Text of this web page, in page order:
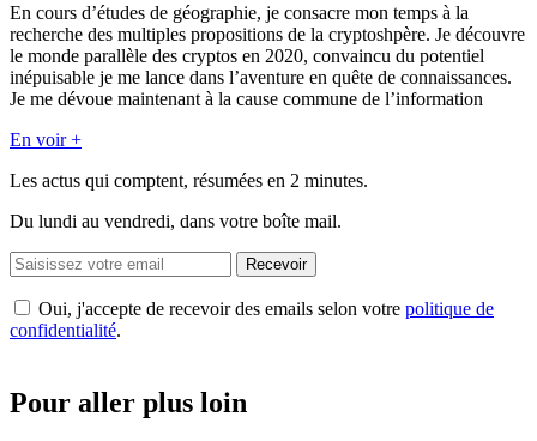
En cours d’études de géographie, je consacre mon temps à la
recherche des multiples propositions de la cryptoshpère. Je découvre
le monde parallèle des cryptos en 2020, convaincu du potentiel
inépuisable je me lance dans l’aventure en quête de connaissances.
Je me dévoue maintenant à la cause commune de l’information
En voir +
Les actus qui comptent, résumées en 2 minutes.
Du lundi au vendredi, dans votre boîte mail.
Recevoir
Oui, j'accepte de recevoir des emails selon votre politique de
confidentialité.
Pour aller plus loin